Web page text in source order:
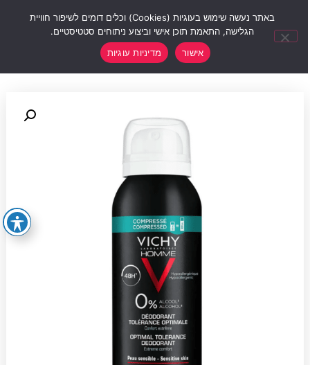
באתר נעשה שימוש בעוגיות (Cookies) וכלים דומים לשיפור חוויית
הגלישה, התאמת תוכן אישי וביצוע ניתוחים סטטיסטיים.
אישור
מדיניות עוגיות